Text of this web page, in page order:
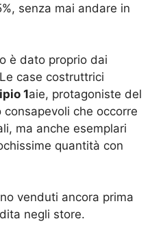
senza mai andare in
è dato proprio dai
case costruttrici
1aie, protagoniste del
che occorre
ma anche esemplari
quantità con
venduti ancora prima
negli store.